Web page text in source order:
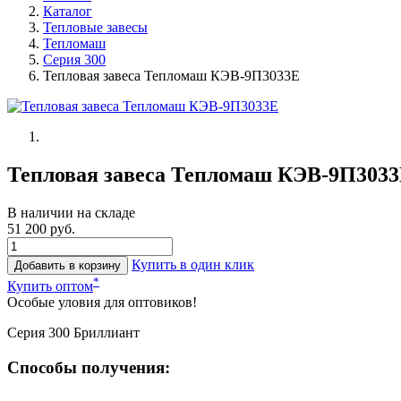
Каталог
Тепловые завесы
Тепломаш
Серия 300
Тепловая завеса Тепломаш КЭВ-9П3033Е
Тепловая завеса Тепломаш КЭВ-
В наличии на складе
51 200 руб.
Добавить в корзину
Купить в один клик
Купить оптом*
Особые уловия для оптовиков!
Серия 300 Бриллиант
Способы получения: